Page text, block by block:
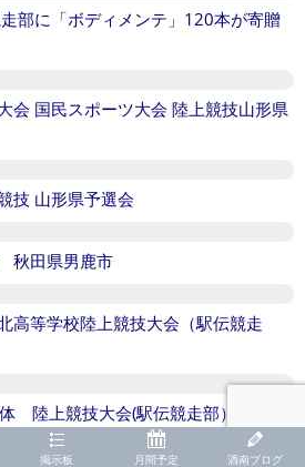
部に「ボディメンテ」120本が寄贈
会 国民スポーツ大会 陸上競技山形県
技 山形県予選会
秋田県男鹿市
高等学校陸上競技大会（駅伝競走
陸上競技大会(駅伝競走部）
掲示板 月間予定 酒南ブログ